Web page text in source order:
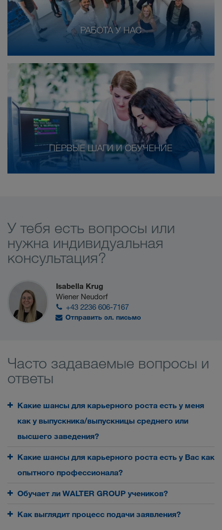
РАБОТА У НАС
ПЕРВЫЕ ШАГИ И ОБУЧЕНИЕ
У тебя есть вопросы или
нужна индивидуальная
консультация?
Isabella Krug
Wiener Neudorf
+43 2236 606-7167
Отправить эл. письмо
Часто задаваемые вопросы и
ответы
Какие шансы для карьерного роста есть у меня
как у выпускника/выпускницы среднего или
высшего заведения?
Какие шансы для карьерного роста есть у Вас как
опытного профессионала?
Обучает ли WALTER GROUP учеников?
Как выглядит процесс подачи заявления?